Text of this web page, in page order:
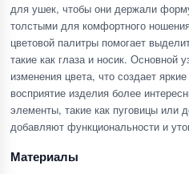
для ушек, чтобы они держали
толстыми для комфортного
цветовой палитры помогает
такие как глаза и носик. Основной
изменения цвета, что создает
восприятие изделия более
элементы, такие как пуговицы или
добавляют функциональности и
Материалы